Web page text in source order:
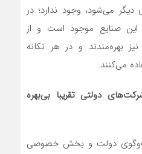
می‌شود، وجود ندارد؛ در
این صنایع موجود است و از
بهره‌مندند و در هر تکانه
می‌کنند.
دولتی تقریبا بی‌بهره
دولت و بخش خصوصی